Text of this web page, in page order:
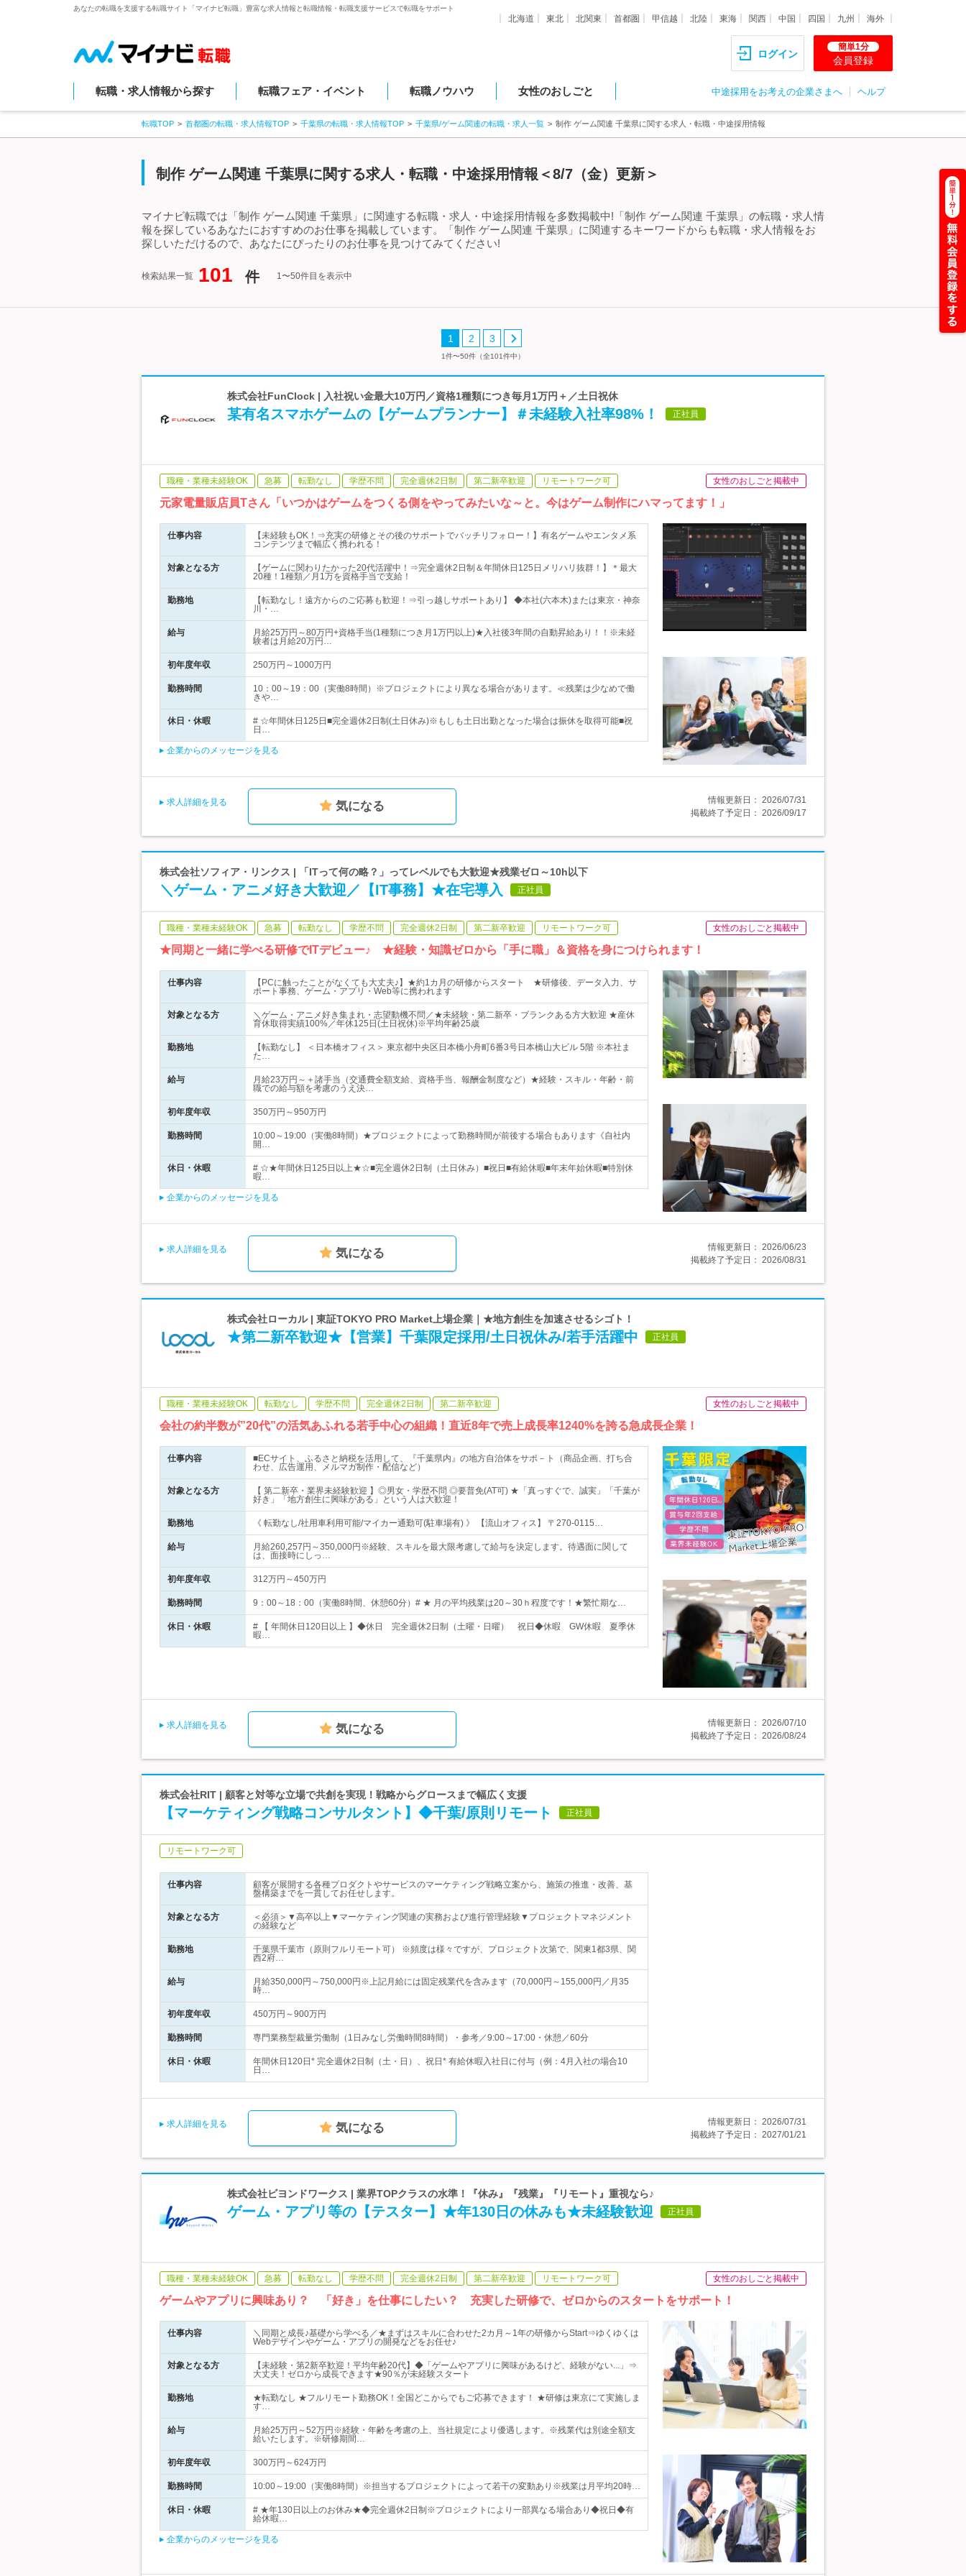
あなたの転職を支援する転職サイト「マイナビ転職」豊富な求人情報と転職情報・転職支援サービスで転職をサポート
北海道 東北 北関東 首都圏 甲信越 北陸 東海 関西 中国 四国 九州 海外
ログイン
簡単1分
会員登録
転職・求人情報から探す 転職フェア・イベント 転職ノウハウ 女性のおしごと 中途採用をお考えの企業さまへ ヘルプ
転職TOP 首都圏の転職・求人情報TOP 千葉県の転職・求人情報TOP 千葉県/ゲーム関連の転職・求人一覧 制作 ゲーム関連 千葉県に関する求人・転職・中途採用情報
制作 ゲーム関連 千葉県に関する求人・転職・中途採用情報＜8/7（金）更新＞
マイナビ転職では「制作 ゲーム関連 千葉県」に関連する転職・求人・中途採用情報を多数掲載中!「制作 ゲーム関連 千葉県」の転職・求人情
報を探しているあなたにおすすめのお仕事を掲載しています。「制作 ゲーム関連 千葉県」に関連するキーワードからも転職・求人情報をお
探しいただけるので、あなたにぴったりのお仕事を見つけてみてください!
検索結果一覧 101 件 1〜50件目を表示中
1 2 3
1件〜50件（全101件中）
株式会社FunClock | 入社祝い金最大10万円／資格1種類につき毎月1万円＋／土日祝休
某有名スマホゲームの【ゲームプランナー】＃未経験入社率98%！ 正社員
職種・業種未経験OK 急募 転勤なし 学歴不問 完全週休2日制 第二新卒歓迎 リモートワーク可 女性のおしごと掲載中
元家電量販店員Tさん「いつかはゲームをつくる側をやってみたいな～と。今はゲーム制作にハマってます！」
仕事内容
【未経験もOK！⇒充実の研修とその後のサポートでバッチリフォロー！】有名ゲームやエンタメ系
コンテンツまで幅広く携われる！
対象となる方
【ゲームに関わりたかった20代活躍中！⇒完全週休2日制＆年間休日125日メリハリ抜群！】＊最大
20種！1種類／月1万を資格手当で支給！
勤務地
【転勤なし！遠方からのご応募も歓迎！⇒引っ越しサポートあり】 ◆本社(六本木)または東京・神奈
川・…
給与
月給25万円～80万円+資格手当(1種類につき月1万円以上)★入社後3年間の自動昇給あり！！※未経
験者は月給20万円…
初年度年収 250万円～1000万円
勤務時間
10：00～19：00（実働8時間）※プロジェクトにより異なる場合があります。≪残業は少なめで働
きや…
休日・休暇
# ☆年間休日125日■完全週休2日制(土日休み)※もしも土日出勤となった場合は振休を取得可能■祝
日…
企業からのメッセージを見る
求人詳細を見る 気になる 情報更新日： 2026/07/31
掲載終了予定日： 2026/09/17
株式会社ソフィア・リンクス | 「ITって何の略？」ってレベルでも大歓迎★残業ゼロ～10h以下
＼ゲーム・アニメ好き大歓迎／【IT事務】★在宅導入 正社員
職種・業種未経験OK 急募 転勤なし 学歴不問 完全週休2日制 第二新卒歓迎 リモートワーク可 女性のおしごと掲載中
★同期と一緒に学べる研修でITデビュー♪ ★経験・知識ゼロから「手に職」＆資格を身につけられます！
仕事内容
【PCに触ったことがなくても大丈夫♪】★約1カ月の研修からスタート ★研修後、データ入力、サ
ポート事務、ゲーム・アプリ・Web等に携われます
対象となる方
＼ゲーム・アニメ好き集まれ・志望動機不問／★未経験・第二新卒・ブランクある方大歓迎 ★産休
育休取得実績100%／年休125日(土日祝休)※平均年齢25歳
勤務地
【転勤なし】 ＜日本橋オフィス＞ 東京都中央区日本橋小舟町6番3号日本橋山大ビル 5階 ※本社ま
た…
給与
月給23万円～＋諸手当（交通費全額支給、資格手当、報酬金制度など）★経験・スキル・年齢・前
職での給与額を考慮のうえ決…
初年度年収 350万円～950万円
勤務時間
10:00～19:00（実働8時間）★プロジェクトによって勤務時間が前後する場合もあります《自社内
開…
休日・休暇
# ☆★年間休日125日以上★☆■完全週休2日制（土日休み）■祝日■有給休暇■年末年始休暇■特別休
暇…
企業からのメッセージを見る
求人詳細を見る 気になる 情報更新日： 2026/06/23
掲載終了予定日： 2026/08/31
株式会社ローカル | 東証TOKYO PRO Market上場企業｜★地方創生を加速させるシゴト！
★第二新卒歓迎★【営業】千葉限定採用/土日祝休み/若手活躍中 正社員
職種・業種未経験OK 転勤なし 学歴不問 完全週休2日制 第二新卒歓迎 女性のおしごと掲載中
会社の約半数が”20代”の活気あふれる若手中心の組織！直近8年で売上成長率1240%を誇る急成長企業！
仕事内容
■ECサイト、ふるさと納税を活用して、『千葉県内』の地方自治体をサポ－ト（商品企画、打ち合
わせ、広告運用、メルマガ制作・配信など）
対象となる方
【 第二新卒・業界未経験歓迎 】◎男女・学歴不問 ◎要普免(AT可) ★「真っすぐで、誠実」「千葉が
好き」「地方創生に興味がある」という人は大歓迎！
勤務地 《 転勤なし/社用車利用可能/マイカー通勤可(駐車場有) 》 【流山オフィス】 〒270-0115…
給与
月給260,257円～350,000円※経験、スキルを最大限考慮して給与を決定します。待遇面に関して
は、面接時にしっ…
初年度年収 312万円～450万円
勤務時間 9：00～18：00（実働8時間、休憩60分）# ★ 月の平均残業は20～30ｈ程度です！★繁忙期な…
休日・休暇
# 【 年間休日120日以上 】◆休日 完全週休2日制（土曜・日曜） 祝日◆休暇 GW休暇 夏季休
暇…
求人詳細を見る 気になる 情報更新日： 2026/07/10
掲載終了予定日： 2026/08/24
株式会社RIT | 顧客と対等な立場で共創を実現！戦略からグロースまで幅広く支援
【マーケティング戦略コンサルタント】◆千葉/原則リモート 正社員
リモートワーク可
仕事内容
顧客が展開する各種プロダクトやサービスのマーケティング戦略立案から、施策の推進・改善、基
盤構築までを一貫してお任せします。
対象となる方
＜必須＞▼高卒以上▼マーケティング関連の実務および進行管理経験▼プロジェクトマネジメント
の経験など
勤務地
千葉県千葉市（原則フルリモート可） ※頻度は様々ですが、プロジェクト次第で、関東1都3県、関
西2府…
給与
月給350,000円～750,000円※上記月給には固定残業代を含みます（70,000円～155,000円／月35
時…
初年度年収 450万円～900万円
勤務時間 専門業務型裁量労働制（1日みなし労働時間8時間）・参考／9:00～17:00・休憩／60分
休日・休暇
年間休日120日* 完全週休2日制（土・日）、祝日* 有給休暇入社日に付与（例：4月入社の場合10
日…
求人詳細を見る 気になる 情報更新日： 2026/07/31
掲載終了予定日： 2027/01/21
株式会社ビヨンドワークス | 業界TOPクラスの水準！『休み』『残業』『リモート』重視なら♪
ゲーム・アプリ等の【テスター】★年130日の休みも★未経験歓迎 正社員
職種・業種未経験OK 急募 転勤なし 学歴不問 完全週休2日制 第二新卒歓迎 リモートワーク可 女性のおしごと掲載中
ゲームやアプリに興味あり？ 「好き」を仕事にしたい？ 充実した研修で、ゼロからのスタートをサポート！
仕事内容
＼同期と成長♪基礎から学べる／★まずはスキルに合わせた2カ月～1年の研修からStart⇒ゆくゆくは
Webデザインやゲーム・アプリの開発などをお任せ♪
対象となる方
【未経験・第2新卒歓迎！平均年齢20代】◆「ゲームやアプリに興味があるけど、経験がない...」⇒
大丈夫！ゼロから成長できます★90％が未経験スタート
勤務地
★転勤なし ★フルリモート勤務OK！全国どこからでもご応募できます！ ★研修は東京にて実施しま
す…
給与
月給25万円～52万円※経験・年齢を考慮の上、当社規定により優遇します。※残業代は別途全額支
給いたします。※研修期間…
初年度年収 300万円～624万円
勤務時間 10:00～19:00（実働8時間）※担当するプロジェクトによって若干の変動あり※残業は月平均20時…
休日・休暇
# ★年130日以上のお休み★◆完全週休2日制※プロジェクトにより一部異なる場合あり◆祝日◆有
給休暇…
企業からのメッセージを見る